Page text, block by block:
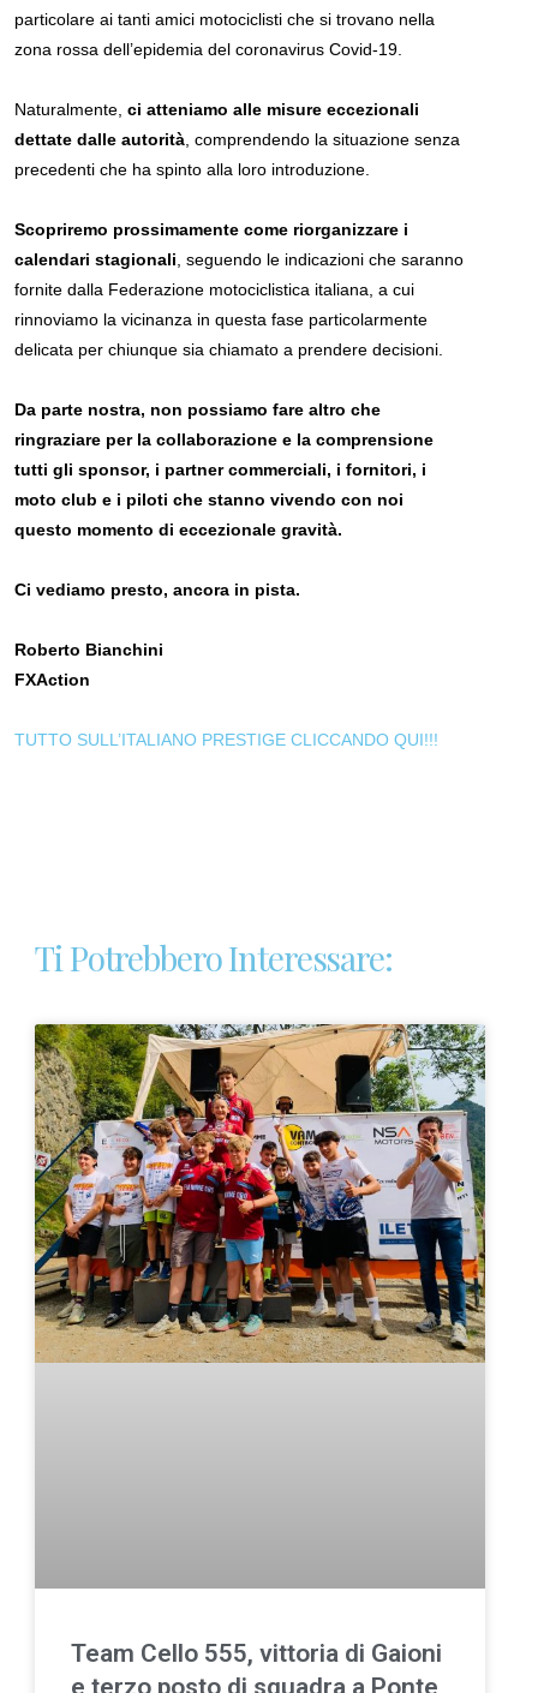
particolare ai tanti amici motociclisti che si trovano nella
zona rossa dell’epidemia del coronavirus Covid-19.
Naturalmente,ci atteniamo alle misure eccezionali
dettate dalle autorità , comprendendo la situazione senza
precedenti che ha spinto alla loro introduzione.
Scopriremo prossimamente come riorganizzare i
calendari stagionali , seguendo le indicazioni che saranno
fornite dalla Federazione motociclistica italiana, a cui
rinnoviamo la vicinanza in questa fase particolarmente
delicata per chiunque sia chiamato a prendere decisioni.
Da parte nostra, non possiamo fare altro che
ringraziare per la collaborazione e la comprensione
tutti gli sponsor, i partner commerciali, i fornitori, i
moto club e i piloti che stanno vivendo con noi
questo momento di eccezionale gravità.
Ci vediamo presto, ancora in pista.
Roberto Bianchini
FXAction
TUTTO SULL’ITALIANO PRESTIGE CLICCANDO QUI!!!
Ti Potrebbero Interessare:
Team Cello 555, vittoria di Gaioni
e terzo posto di squadra a Ponte